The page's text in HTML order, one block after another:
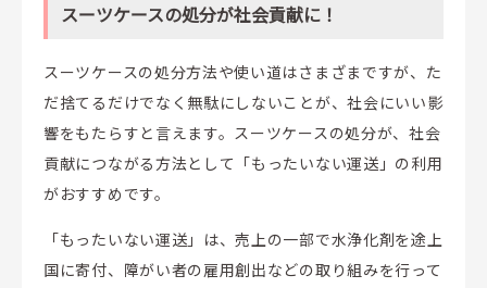
スーツケースの処分が社会貢献に！
スーツケースの処分方法や使い道はさまざまですが、た
だ捨てるだけでなく無駄にしないことが、社会にいい影
響をもたらすと言えます。スーツケースの処分が、社会
貢献につながる方法として「もったいない運送」の利用
がおすすめです。
「もったいない運送」は、売上の一部で水浄化剤を途上
国に寄付、障がい者の雇用創出などの取り組みを行って